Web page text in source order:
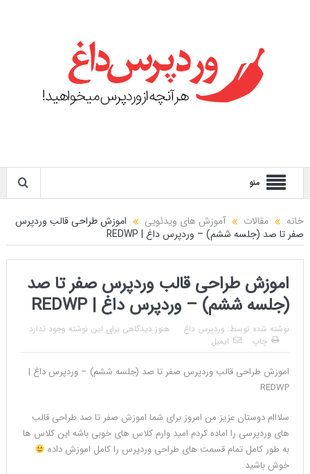
منو
خانه مقالات آموزش های ویدئویی
اموزش طراحی قالب وردپرس
صفر تا صد (جلسه ششم) – وردپرس داغ | REDWP
اموزش طراحی قالب وردپرس صفر تا صد
(جلسه ششم) – وردپرس داغ | REDWP
نوشته شده توسط: وردپرس داغ
هنوز دیدگاهی برای این نوشته وجود ندارد
چاپ
ایمیل
اموزش طراحی قالب وردپرس صفر تا صد (جلسه ششم) – وردپرس داغ |
REDWP
سلااام دوستان عزیز من امروز برای شما اموزش صفر تا صد طراحی قالب
های وردپرسی را اماده کردم امید وارم کلاس های خوبی باشه این کلاس ها
به طور کامل تمام قسمت های طراحی وردپرس را کامل اموزش داده
خوش باشید.